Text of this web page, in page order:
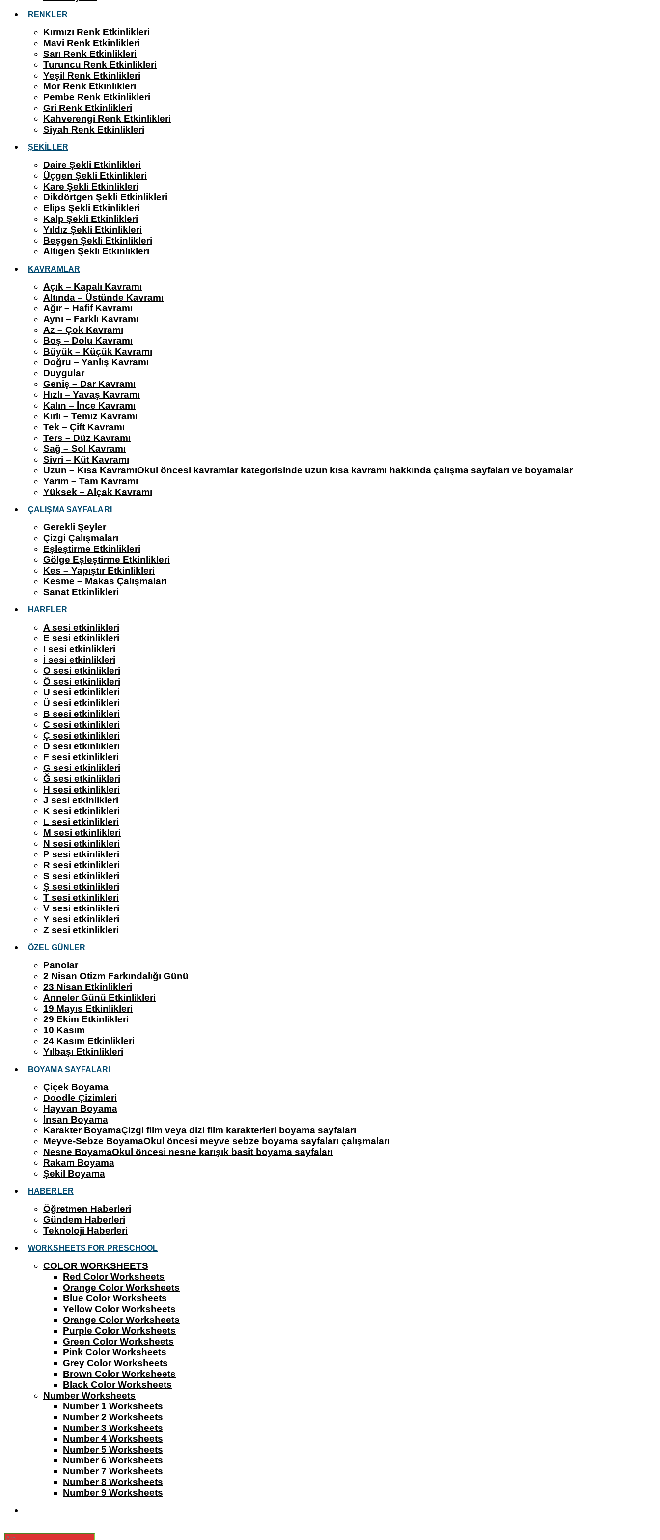
RENKLER
Kırmızı Renk Etkinlikleri
Mavi Renk Etkinlikleri
Sarı Renk Etkinlikleri
Turuncu Renk Etkinlikleri
Yeşil Renk Etkinlikleri
Mor Renk Etkinlikleri
Pembe Renk Etkinlikleri
Gri Renk Etkinlikleri
Kahverengi Renk Etkinlikleri
Siyah Renk Etkinlikleri
ŞEKİLLER
Daire Şekli Etkinlikleri
Üçgen Şekli Etkinlikleri
Kare Şekli Etkinlikleri
Dikdörtgen Şekli Etkinlikleri
Elips Şekli Etkinlikleri
Kalp Şekli Etkinlikleri
Yıldız Şekli Etkinlikleri
Beşgen Şekli Etkinlikleri
Altıgen Şekli Etkinlikleri
KAVRAMLAR
Açık – Kapalı Kavramı
Altında – Üstünde Kavramı
Ağır – Hafif Kavramı
Aynı – Farklı Kavramı
Az – Çok Kavramı
Boş – Dolu Kavramı
Büyük – Küçük Kavramı
Doğru – Yanlış Kavramı
Duygular
Geniş – Dar Kavramı
Hızlı – Yavaş Kavramı
Kalın – İnce Kavramı
Kirli – Temiz Kavramı
Tek – Çift Kavramı
Ters – Düz Kavramı
Sağ – Sol Kavramı
Sivri – Küt Kavramı
Uzun – Kısa KavramıOkul öncesi kavramlar kategorisinde uzun kısa kavramı hakkında çalışma sayfaları ve boyamalar
Yarım – Tam Kavramı
Yüksek – Alçak Kavramı
ÇALIŞMA SAYFALARI
Gerekli Şeyler
Çizgi Çalışmaları
Eşleştirme Etkinlikleri
Gölge Eşleştirme Etkinlikleri
Kes – Yapıştır Etkinlikleri
Kesme – Makas Çalışmaları
Sanat Etkinlikleri
HARFLER
A sesi etkinlikleri
E sesi etkinlikleri
I sesi etkinlikleri
İ sesi etkinlikleri
O sesi etkinlikleri
Ö sesi etkinlikleri
U sesi etkinlikleri
Ü sesi etkinlikleri
B sesi etkinlikleri
C sesi etkinlikleri
Ç sesi etkinlikleri
D sesi etkinlikleri
F sesi etkinlikleri
G sesi etkinlikleri
Ğ sesi etkinlikleri
H sesi etkinlikleri
J sesi etkinlikleri
K sesi etkinlikleri
L sesi etkinlikleri
M sesi etkinlikleri
N sesi etkinlikleri
P sesi etkinlikleri
R sesi etkinlikleri
S sesi etkinlikleri
Ş sesi etkinlikleri
T sesi etkinlikleri
V sesi etkinlikleri
Y sesi etkinlikleri
Z sesi etkinlikleri
ÖZEL GÜNLER
Panolar
2 Nisan Otizm Farkındalığı Günü
23 Nisan Etkinlikleri
Anneler Günü Etkinlikleri
19 Mayıs Etkinlikleri
29 Ekim Etkinlikleri
10 Kasım
24 Kasım Etkinlikleri
Yılbaşı Etkinlikleri
BOYAMA SAYFALARI
Çiçek Boyama
Doodle Çizimleri
Hayvan Boyama
İnsan Boyama
Karakter BoyamaÇizgi film veya dizi film karakterleri boyama sayfaları
Meyve-Sebze BoyamaOkul öncesi meyve sebze boyama sayfaları çalışmaları
Nesne BoyamaOkul öncesi nesne karışık basit boyama sayfaları
Rakam Boyama
Şekil Boyama
HABERLER
Öğretmen Haberleri
Gündem Haberleri
Teknoloji Haberleri
WORKSHEETS FOR PRESCHOOL
COLOR WORKSHEETS
Red Color Worksheets
Orange Color Worksheets
Blue Color Worksheets
Yellow Color Worksheets
Orange Color Worksheets
Purple Color Worksheets
Green Color Worksheets
Pink Color Worksheets
Grey Color Worksheets
Brown Color Worksheets
Black Color Worksheets
Number Worksheets
Number 1 Worksheets
Number 2 Worksheets
Number 3 Worksheets
Number 4 Worksheets
Number 5 Worksheets
Number 6 Worksheets
Number 7 Worksheets
Number 8 Worksheets
Number 9 Worksheets
Search